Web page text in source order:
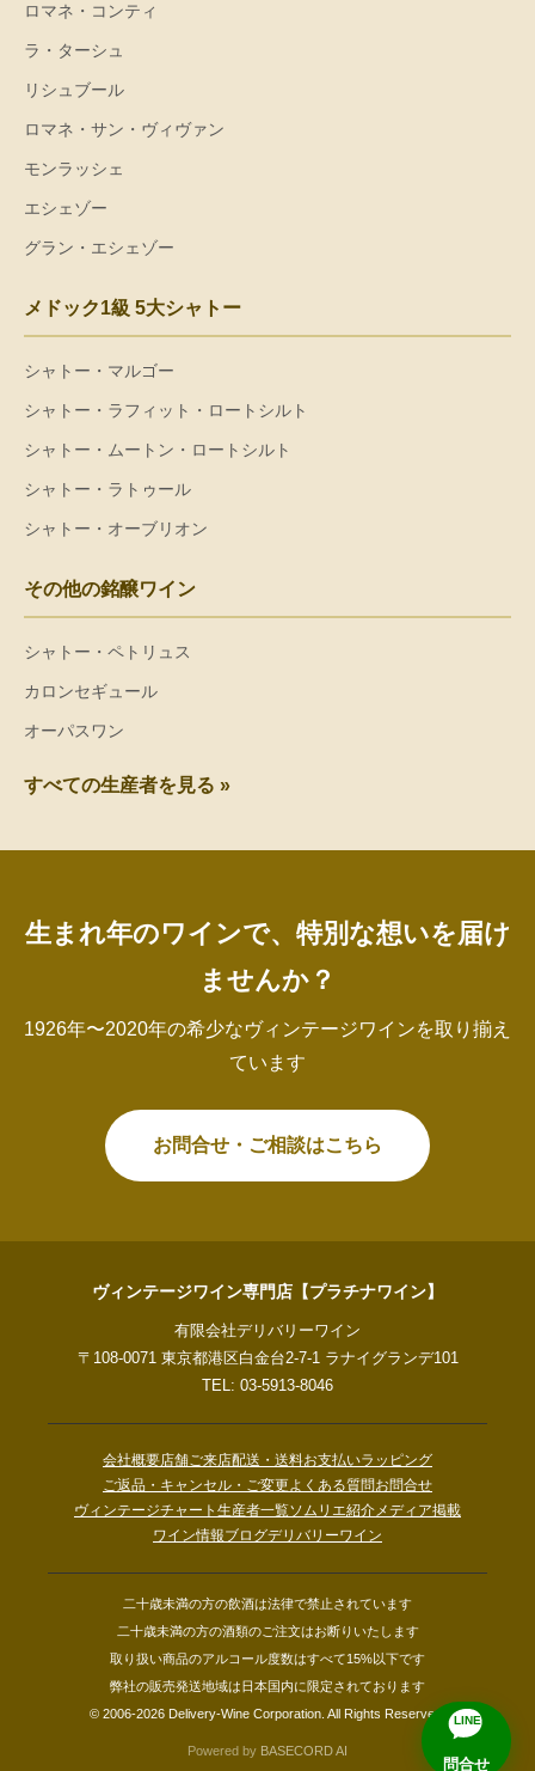
ロマネ・コンティ
ラ・ターシュ
リシュブール
ロマネ・サン・ヴィヴァン
モンラッシェ
エシェゾー
グラン・エシェゾー
メドック1級 5大シャトー
シャトー・マルゴー
シャトー・ラフィット・ロートシルト
シャトー・ムートン・ロートシルト
シャトー・ラトゥール
シャトー・オーブリオン
その他の銘醸ワイン
シャトー・ペトリュス
カロンセギュール
オーパスワン
すべての生産者を見る »
生まれ年のワインで、特別な想いを届け
ませんか？
1926年〜2020年の希少なヴィンテージワインを取り揃え
ています
お問合せ・ご相談はこちら
ヴィンテージワイン専門店【プラチナワイン】
有限会社デリバリーワイン
〒108-0071 東京都港区白金台2-7-1 ラナイグランデ101
TEL: 03-5913-8046
会社概要店舗ご来店配送・送料お支払いラッピング
ご返品・キャンセル・ご変更よくある質問お問合せ
ヴィンテージチャート 生産者一覧ソムリエ紹介メディア掲載
ワイン情報ブログデリバリーワイン
二十歳未満の方の飲酒は法律で禁止されています
二十歳未満の方の酒類のご注文はお断りいたします
取り扱い商品のアルコール度数はすべて15%以下です
弊社の販売発送地域は日本国内に限定されております
© 2006-2026 Delivery-Wine Corporation. All Rights Reserved.
Powered by BASECORD AI
LINE
問合せ